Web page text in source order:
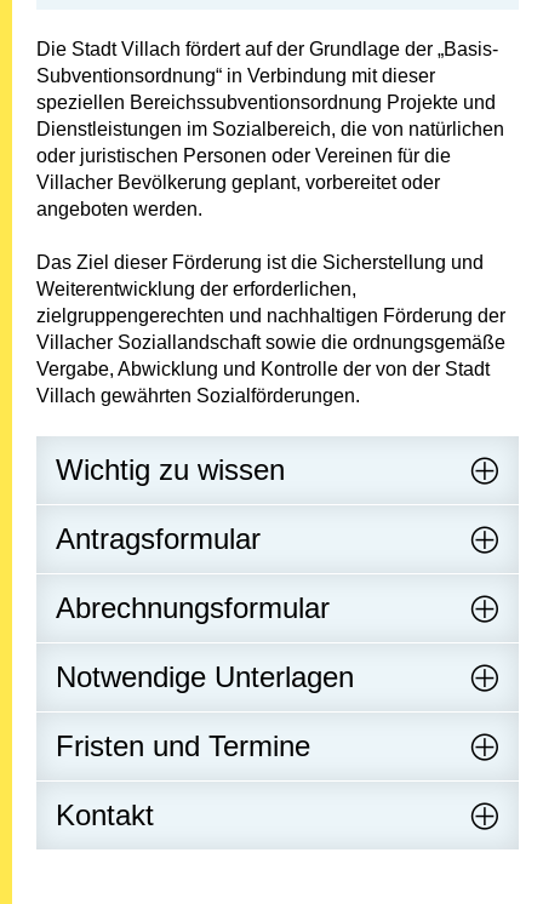
Die Stadt Villach fördert auf der Grundlage der „Basis-
Subventionsordnung“ in Verbindung mit dieser
speziellen Bereichssubventionsordnung Projekte und
Dienstleistungen im Sozialbereich, die von natürlichen
oder juristischen Personen oder Vereinen für die
Villacher Bevölkerung geplant, vorbereitet oder
angeboten werden.
Das Ziel dieser Förderung ist die Sicherstellung und
Weiterentwicklung der erforderlichen,
zielgruppengerechten und nachhaltigen Förderung der
Villacher Soziallandschaft sowie die ordnungsgemäße
Vergabe, Abwicklung und Kontrolle der von der Stadt
Villach gewährten Sozialförderungen.
Wichtig zu wissen
Antragsformular
Abrechnungsformular
Notwendige Unterlagen
Fristen und Termine
Kontakt